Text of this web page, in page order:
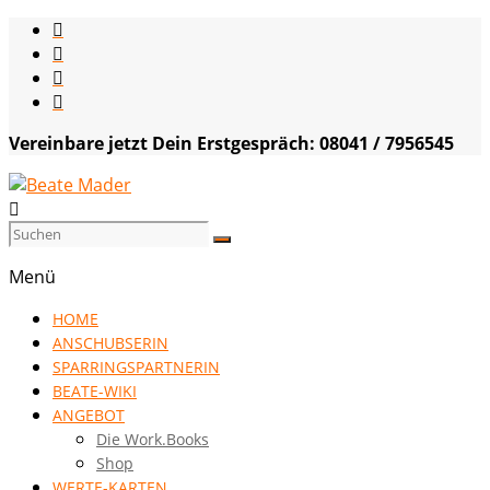
Skip
content
Vereinbare jetzt Dein Erstgespräch: 08041 / 7956545
Beate
Kommunikationsgenialistin
VISION
HOCH
DREI
Menü
HOME
ANSCHUBSERIN
SPARRINGSPARTNERIN
BEATE-WIKI
ANGEBOT
Die Work.Books
Shop